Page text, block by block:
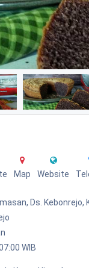
Map Website
Ds. Kebonrejo,
WIB